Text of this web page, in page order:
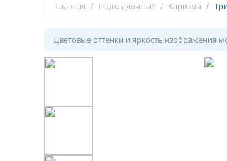
Главная / Подкладочные / Каризма /
Цветовые оттенки и яркость изображения